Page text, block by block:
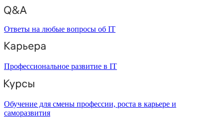
Ответы на любые вопросы об IT
Профессиональное развитие в IT
Обучение для смены профессии, роста в карьере и
саморазвития